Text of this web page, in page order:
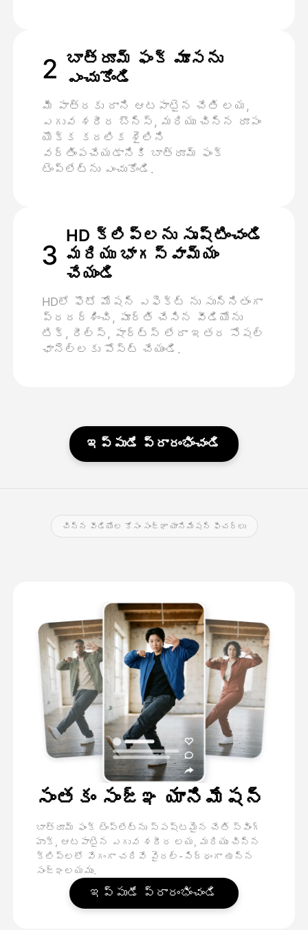
2 బాత్రూమ్ ఫంక్ మూసను
ఎంచుకోండి
మీ పాత్రకు దాని ఆటపాటైన చేతి లయ,
ఎగువ శరీర బౌన్స్, మరియు చిన్న రూపం
యొక్క కదలిక శైలిని
వర్తింపచేయడానికి బాత్రూమ్ ఫంక్
టెంప్లేట్ను ఎంచుకోండి.
3
HD క్లిప్లను సృష్టించండి
మరియు భాగస్వామ్యం
చేయండి
HDలో ఫొటో మోషన్ ఎఫెక్ట్ ను సున్నితంగా
ప్రదర్శించి, పూర్తి చేసిన వీడియోను
టిక్, రీల్స్, షార్ట్స్ లేదా ఇతర సోషల్
ఛానెల్లకు పోస్ట్ చేయండి.
ఇప్పుడే ప్రారంభించండి
చిన్న వీడియోల కోసం సంజ్ఞా యానిమేషన్ ఫీచర్లు
సంతకం సంజ్ఞ యానిమేషన్
బాత్రూమ్ ఫంక్ టెంప్లేట్ను స్పష్టమైన చేతి స్వింగ్
హుక్, ఆటపాటైన ఎగువ శరీర లయ, మరియు చిన్న
క్లిప్లలో వేగంగా చదివే వైరల్-సిద్ధంగా ఉన్న
సంజ్ఞలయము.
ఇప్పుడే ప్రారంభించండి